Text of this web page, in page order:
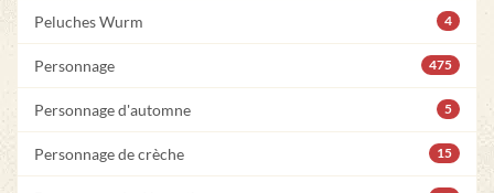
Peluches Wurm 4
Personnage 475
Personnage d'automne 5
Personnage de crèche 15